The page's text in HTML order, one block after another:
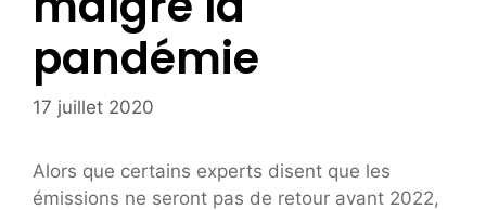
pandémie
17 juillet 2020
Alors que certains experts disent que les
émissions ne seront pas de retour avant 2022,